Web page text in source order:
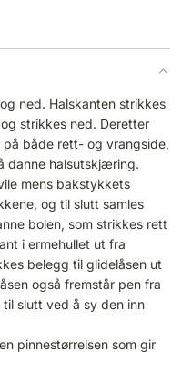
ned. Halskanten strikkes
strikkes ned. Deretter
både rett- og vrangside,
danne halsutskjæring.
mens bakstykkets
og til slutt samles
bolen, som strikkes rett
i ermehullet ut fra
belegg til glidelåsen ut
også fremstår pen fra
slutt ved å sy den inn
pinnestørrelsen som gir